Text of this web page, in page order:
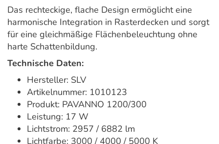
Das rechteckige, flache Design ermöglicht eine
harmonische Integration in Rasterdecken und sorgt
für eine gleichmäßige Flächenbeleuchtung ohne
harte Schattenbildung.
Technische Daten:
Hersteller: SLV
Artikelnummer: 1010123
Produkt: PAVANNO 1200/300
Leistung: 17 W
Lichtstrom: 2957 / 6882 lm
Lichtfarbe: 3000 / 4000 / 5000 K